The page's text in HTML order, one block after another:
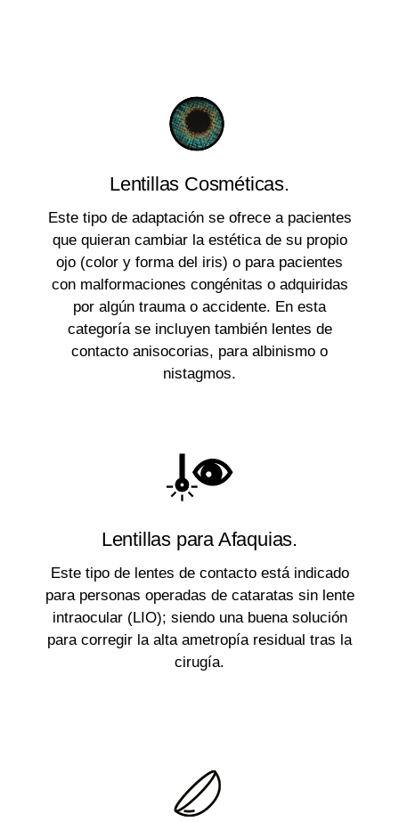
Lentillas Cosméticas.
Este tipo de adaptación se ofrece a pacientes
que quieran cambiar la estética de su propio
ojo (color y forma del iris) o para pacientes
con malformaciones congénitas o adquiridas
por algún trauma o accidente. En esta
categoría se incluyen también lentes de
contacto anisocorias, para albinismo o
nistagmos.
Lentillas para Afaquias.
Este tipo de lentes de contacto está indicado
para personas operadas de cataratas sin lente
intraocular (LIO); siendo una buena solución
para corregir la alta ametropía residual tras la
cirugía.